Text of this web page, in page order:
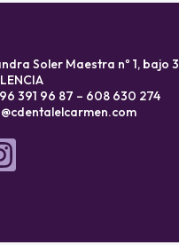
Soler Maestra nº 1, bajo 3
391 96 87 – 608 630 274